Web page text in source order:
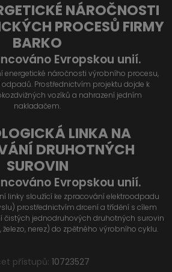
NÁROČNOSTI
PROCESŮ FIRMY
BARKO
Evropskou unií.
energetické náročnosti výrobního procesu,
Prostřednictvím projektu dojde k
vozíků a nahrazení jedním
nakladačem.
LINKA NA
DRUHOTNÝCH
SUROVIN
Evropskou unií.
linky sloužící ke zpracování elektroodpadu
prostřednictvím drcení a třídění s cílem
čistých jednodruhových druhotných surovin
nerez) do zpětného výrobního cyklu.
přístupů: 10723527